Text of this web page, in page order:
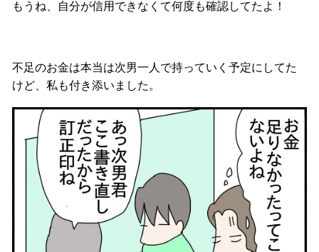
もうね、自分が信用できなくて何度も確認してたよ！
不足のお金は本当は次男一人で持っていく予定にしてた
けど、私も付き添いました。